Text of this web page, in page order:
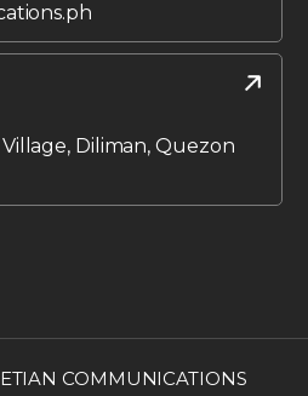
Diliman, Quezon
COMMUNICATIONS